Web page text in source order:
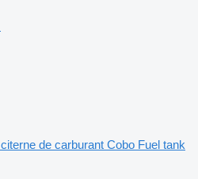
citerne de carburant Cobo Fuel tank